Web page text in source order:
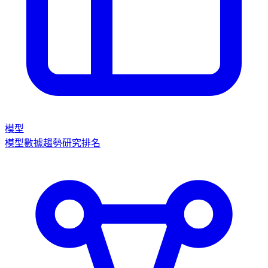
模型
模型數據趨勢研究排名